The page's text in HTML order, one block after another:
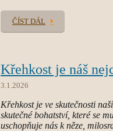
ČÍST DÁL
Křehkost je náš
3.1.2026
Křehkost je ve skutečnosti
skutečné bohatství, které se
uschopňuje nás k něze,